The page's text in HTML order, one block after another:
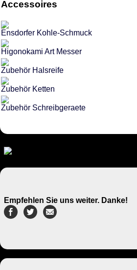
Accessoires
Ensdorfer Kohle-Schmuck
Higonokami Art Messer
Zubehör Halsreife
Zubehör Ketten
Zubehör Schreibgeraete
Empfehlen Sie uns weiter. Danke!